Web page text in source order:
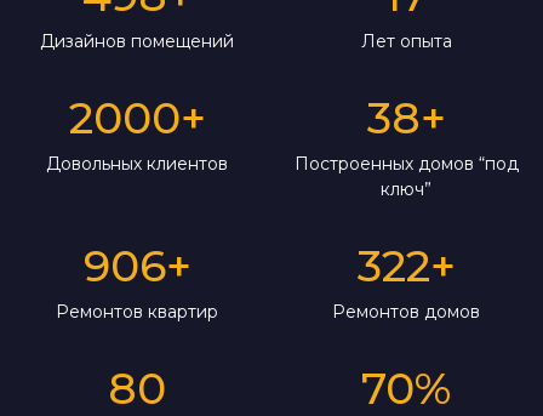
Дизайнов помещений Лет опыта
2000+
Довольных клиентов
38+
Построенных домов “под
ключ”
906+
Ремонтов квартир
322+
Ремонтов домов
80 70%